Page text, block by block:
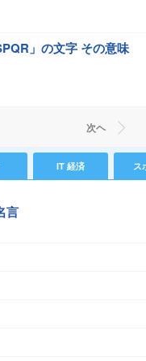
」の文字 その意味
次ヘ
IT 経済 ス
言